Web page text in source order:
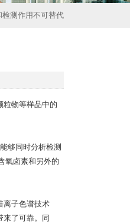
测作用不可替代
粒物等样品中的
够同时分析检测
氧卤素和另外的
离子色谱技术
来了可靠。同